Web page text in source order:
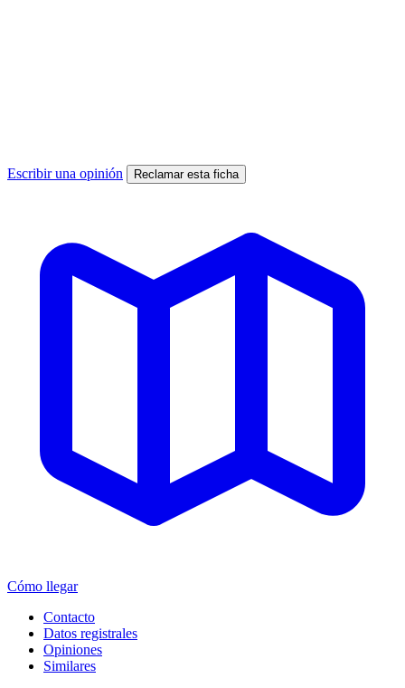
Escribir una opinión Reclamar esta ficha
Cómo llegar
Contacto
Datos registrales
Opiniones
Similares